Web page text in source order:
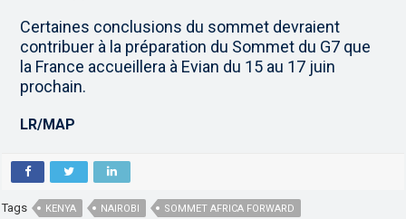
Certaines conclusions du sommet devraient
contribuer à la préparation du Sommet du G7 que
la France accueillera à Evian du 15 au 17 juin
prochain.
LR/MAP
Tags KENYA NAIROBI SOMMET AFRICA FORWARD